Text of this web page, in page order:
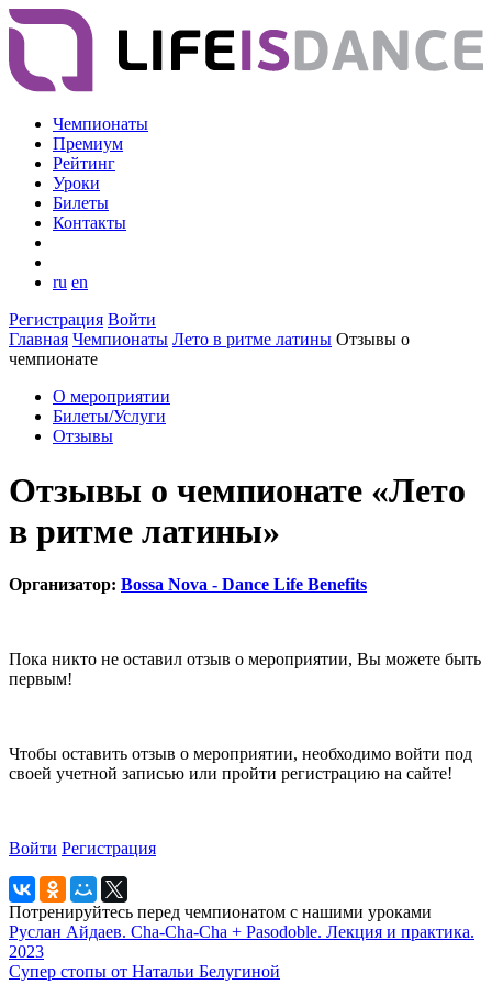
Чемпионаты
Премиум
Рейтинг
Уроки
Билеты
Контакты
ru en
Регистрация Войти
Главная Чемпионаты Лето в ритме латины Отзывы о
чемпионате
О мероприятии
Билеты/Услуги
Отзывы
Отзывы о чемпионате «Лето
в ритме латины»
Организатор: Bossa Nova - Dance Life Benefits
Пока никто не оставил отзыв о мероприятии, Вы можете быть
первым!
Чтобы оставить отзыв о мероприятии, необходимо войти под
своей учетной записью или пройти регистрацию на сайте!
Войти Регистрация
Потренируйтесь перед чемпионатом с нашими уроками
Руслан Айдаев. Cha-Cha-Cha + Pasodoble. Лекция и практика.
2023
Супер стопы от Натальи Белугиной